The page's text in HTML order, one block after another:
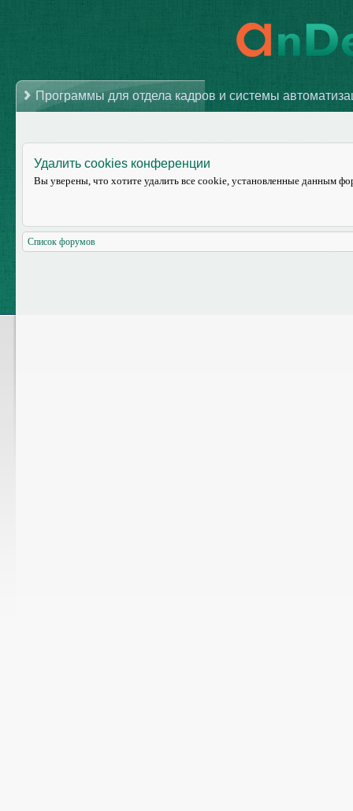
Программы для отдела кадров и системы
Удалить cookies конференции
Вы уверены, что хотите удалить все cookie, установленные данным
Список форумов